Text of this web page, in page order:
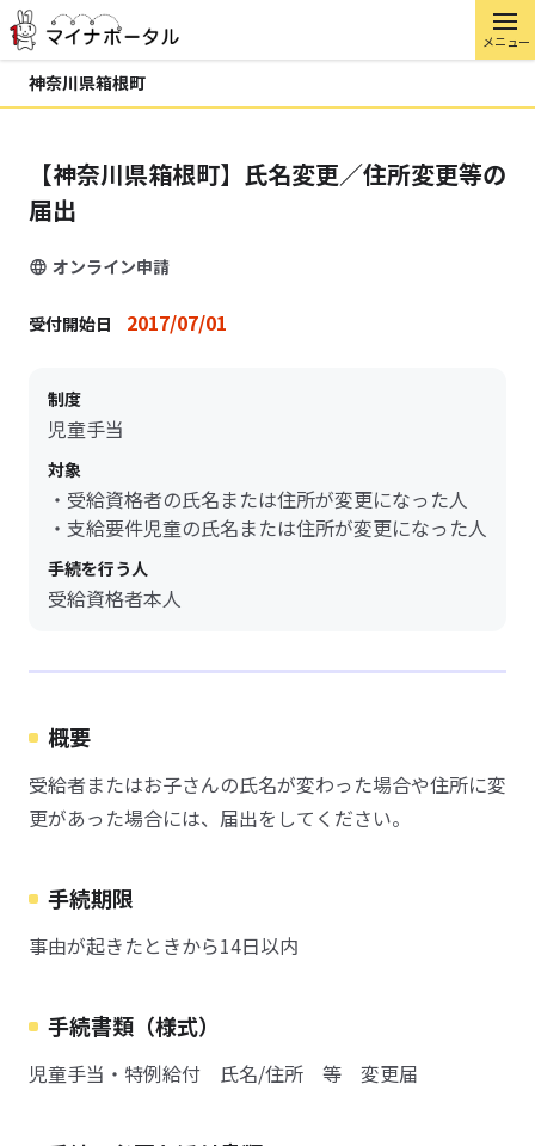
メニュー
神奈川県箱根町
【神奈川県箱根町】氏名変更／住所変更等の
届出
オンライン申請
受付開始日 2017/07/01
制度
児童手当
対象
・受給資格者の氏名または住所が変更になった人
・支給要件児童の氏名または住所が変更になった人
手続を行う人
受給資格者本人
概要
受給者またはお子さんの氏名が変わった場合や住所に変
更があった場合には、届出をしてください。
手続期限
事由が起きたときから14日以内
手続書類（様式）
児童手当・特例給付 氏名/住所 等 変更届